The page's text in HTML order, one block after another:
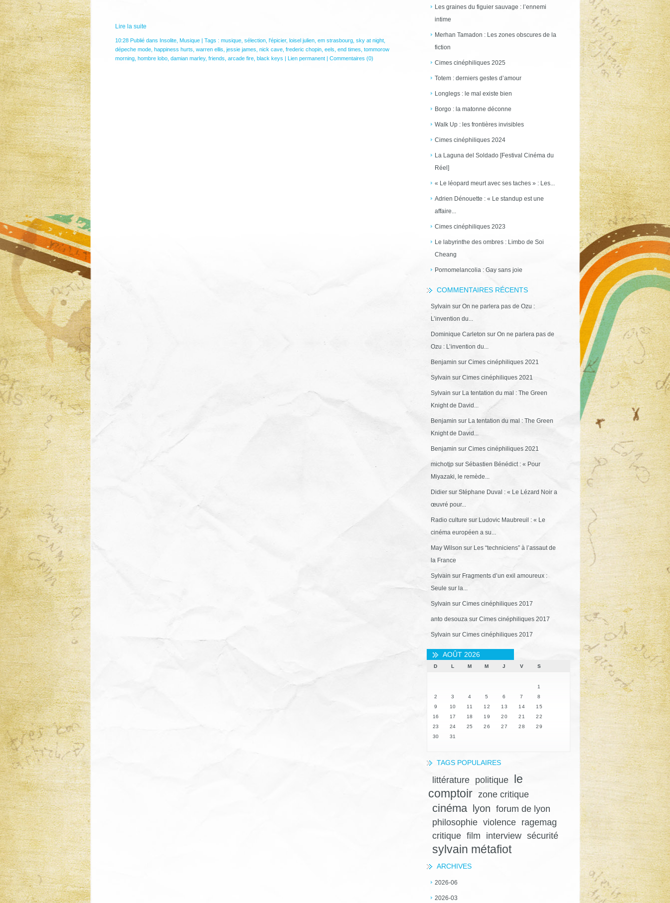
Les graines du figuier sauvage : l’ennemi
intime
Merhan Tamadon : Les zones obscures de la
fiction
Cimes cinéphiliques 2025
Totem : derniers gestes d’amour
Longlegs : le mal existe bien
Borgo : la matonne déconne
Walk Up : les frontières invisibles
Cimes cinéphiliques 2024
La Laguna del Soldado [Festival Cinéma du
Réel]
« Le léopard meurt avec ses taches » : Les...
Adrien Dénouette : « Le standup est une
affaire...
Cimes cinéphiliques 2023
Le labyrinthe des ombres : Limbo de Soi
Cheang
Pornomelancolia : Gay sans joie
COMMENTAIRES RÉCENTS
Sylvain sur On ne parlera pas de Ozu :
L’invention du...
Dominique Carleton sur On ne parlera pas de
Ozu : L’invention du...
Benjamin sur Cimes cinéphiliques 2021
Sylvain sur Cimes cinéphiliques 2021
Sylvain sur La tentation du mal : The Green
Knight de David...
Benjamin sur La tentation du mal : The Green
Knight de David...
Benjamin sur Cimes cinéphiliques 2021
michotjpsur Sébastien Bénédict : « Pour
Miyazaki, le remède...
Didiersur Stéphane Duval : « Le Lézard Noir a
œuvré pour...
Radio culture sur Ludovic Maubreuil : « Le
cinéma européen a su...
May Wilson sur Les “techniciens” à l’assaut de
la France
Sylvain sur Fragments d’un exil amoureux :
Seule sur la...
Sylvain sur Cimes cinéphiliques 2017
anto desouzasur Cimes cinéphiliques 2017
Sylvain sur Cimes cinéphiliques 2017
AOÛT 2026
D L M M J V S
1
2
3 4 5 6 7
8
9
10 11 12 13 14
15
16
17 18 19 20 21
22
23
24 25 26 27 28
29
30
31
TAGS POPULAIRES
littérature politique
le
comptoir zone critique
cinéma lyon forum de lyon
philosophie violence
ragemag
critique film interview sécurité
sylvain métafiot
ARCHIVES
2026-06
2026-03
Lire la suite
10:28 Publié dans Insolite, Musique| Tags : musique, sélection, l'épicier, loisel julien, em strasbourg, sky at night,
dépeche mode, happiness hurts warren ellis jessie james nick cave, frederic chopin, eels end times tommorow
morning, hombre lobo, damian marley, friends arcade fire, black keys | Lien permanent| Commentaires (0)